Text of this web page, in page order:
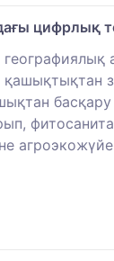
цифрлық
географиялық
қашықтықтан